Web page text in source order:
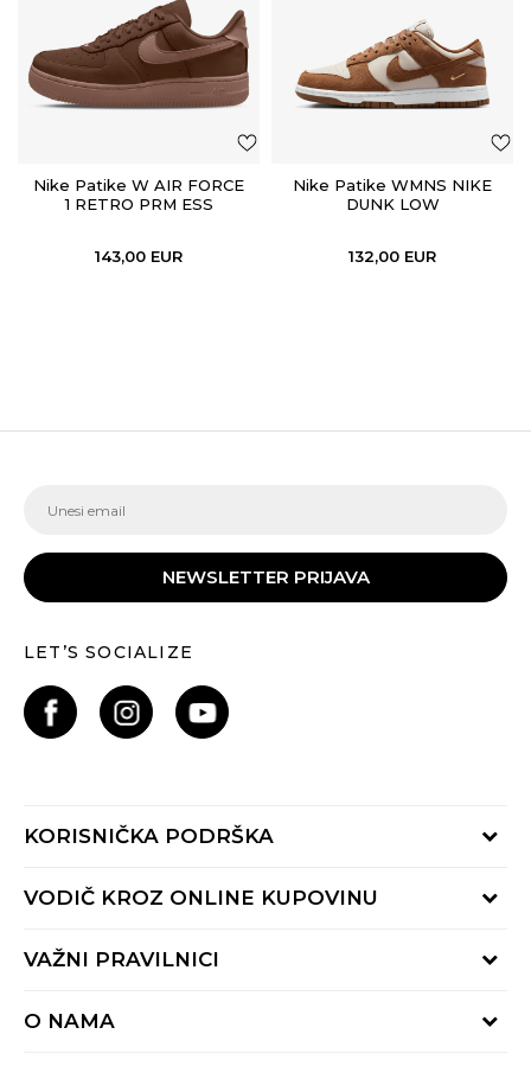
Nike Patike W AIR FORCE
1 RETRO PRM ESS
143,00 EUR
Nike Patike WMNS NIKE
DUNK LOW
132,00 EUR
NEWSLETTER PRIJAVA
LET’S SOCIALIZE
KORISNIČKA PODRŠKA
Provjeri status porudžbine
Radno vrijeme 9-16h
VODIČ KROZ ONLINE KUPOVINU
Načini isporuke
Reklamacije
VAŽNI PRAVILNICI
O NAMA